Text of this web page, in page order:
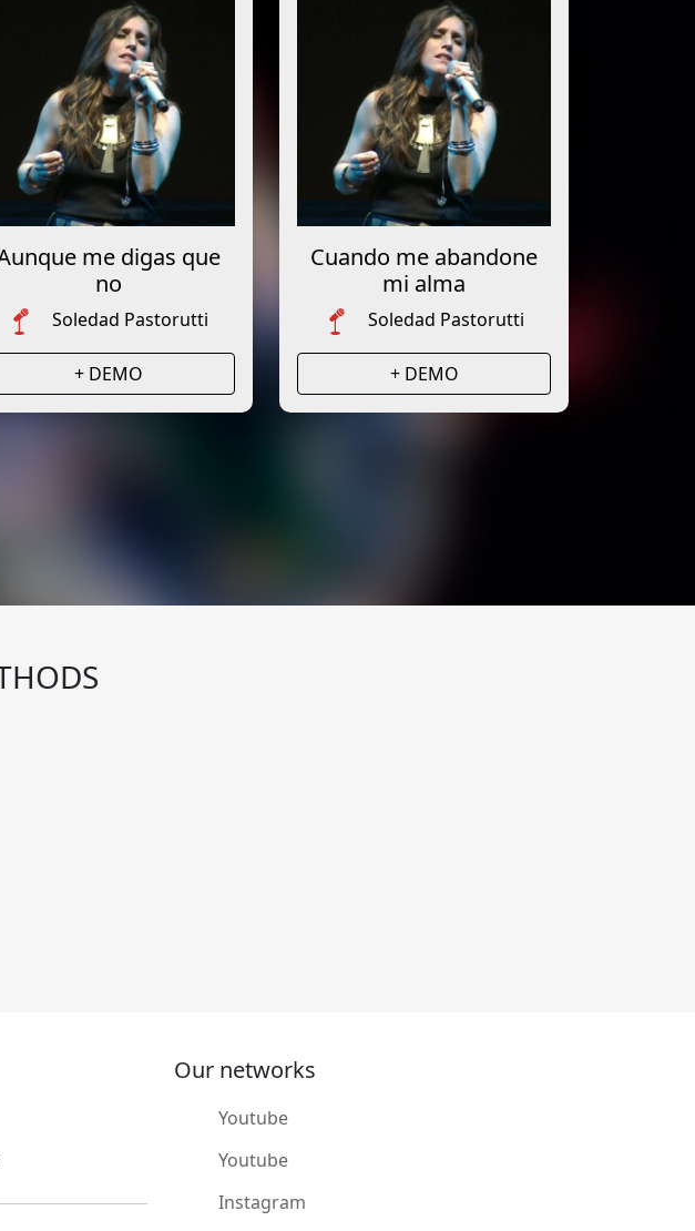
me digas que
no
Soledad Pastorutti
+ DEMO
Cuando me abandone
mi alma
Soledad Pastorutti
+ DEMO
Our networks
Youtube
Youtube
Instagram